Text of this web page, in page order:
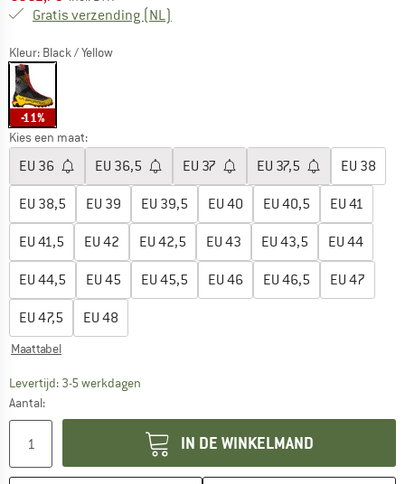
Gratis verzending (NL)
Kleur: Black / Yellow
-11%
Kies een maat:
EU 36 EU 36,5 EU 37 EU 37,5 EU 38
EU 38,5 EU 39 EU 39,5 EU 40 EU 40,5 EU 41
EU 41,5 EU 42 EU 42,5 EU 43 EU 43,5 EU 44
EU 44,5 EU 45 EU 45,5 EU 46 EU 46,5 EU 47
EU 47,5 EU 48
Maattabel
Levertijd: 3-5 werkdagen
Aantal:
IN DE WINKELMAND